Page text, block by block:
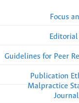
Focus
Editorial
Guidelines for Peer
Publication
Malpractice